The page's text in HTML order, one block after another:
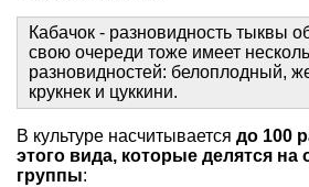
Кабачок - разновидность тыквы
свою очереди тоже имеет
разновидностей: белоплодный,
крукнек и цуккини.
В культуре насчитывается до 100
этого вида, которые делятся на
группы: